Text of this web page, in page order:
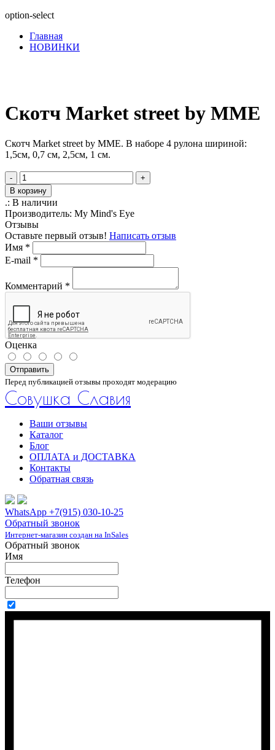
option-select
Главная
НОВИНКИ
Скотч Market street by MME
Скотч Market street by MME. В наборе 4 рулона шириной:
1,5см, 0,7 см, 2,5см, 1 см.
-
+
В корзину
.: В наличии
Производитель: My Mind's Eye
Отзывы
Оставьте первый отзыв! Написать отзыв
Имя *
E-mail *
Комментарий *
Оценка
Отправить
Перед публикацией отзывы проходят модерацию
Совушка Славия
Ваши отзывы
Каталог
Блог
ОПЛАТА и ДОСТАВКА
Контакты
Обратная связь
WhatsApp +7(915) 030-10-25
Обратный звонок
Интернет-магазин создан на InSales
Обратный звонок
Имя
Телефон